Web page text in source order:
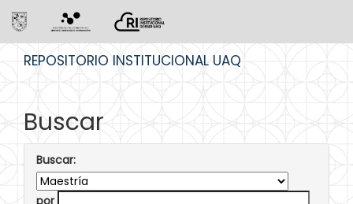
REPOSITORIO INSTITUCIONAL UAQ
Buscar
Buscar:
por